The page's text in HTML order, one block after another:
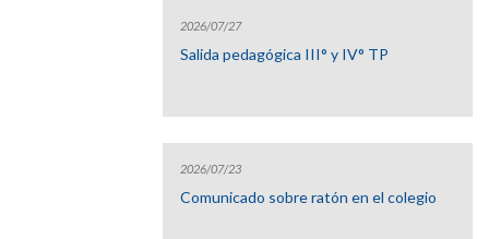
2026/07/27
Salida pedagógica III° y IV° TP
2026/07/23
Comunicado sobre ratón en el colegio